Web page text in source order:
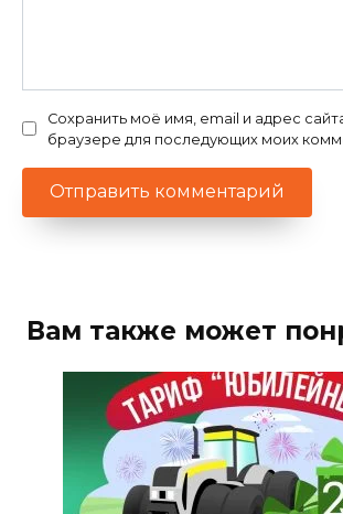
Сохранить моё имя, email и адрес
браузере для последующих моих
Вам также может